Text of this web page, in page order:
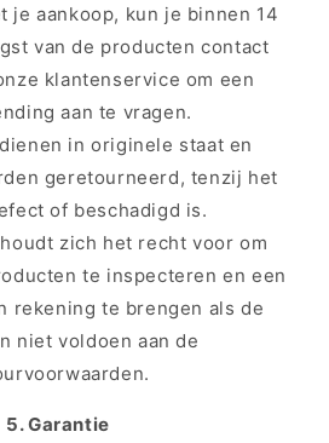
je aankoop, kun je binnen 14
van de producten contact
klantenservice om een
aan te vragen.
in originele staat en
geretourneerd, tenzij het
of beschadigd is.
zich het recht voor om
te inspecteren en een
rekening te brengen als de
niet voldoen aan de
5. Garantie